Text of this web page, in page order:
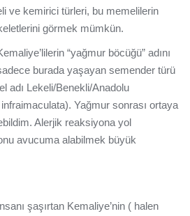
ve kemirici türleri, bu memelilerin
görmek mümkün.
“yağmur böcüğü” adını
burada yaşayan semender türü
adı Lekeli/Benekli/Anadolu
Yağmur sonrası ortaya
Alerjik reaksiyona yol
avucuma alabilmek büyük
şaşırtan Kemaliye’nin ( halen